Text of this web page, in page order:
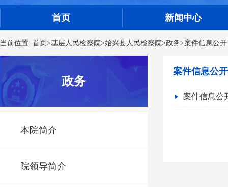
首页 新闻中心
当前位置: 首页>基层人民检察院>始兴县人民检察院>政务>案件信息公开
政务
本院简介
院领导简介
案件信息公开
案件信息公